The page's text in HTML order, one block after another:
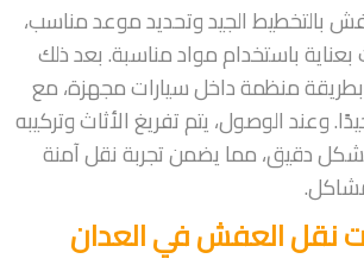
بالتخطيط الجيد وتحديد موعد مناسب،
بعناية باستخدام مواد مناسبة. بعد ذلك
منظمة داخل سيارات مجهزة، مع
وعند الوصول، يتم تفريغ الأثاث وتركيبه
دقيق، مما يضمن تجربة نقل آمنة
نقل العفش في العدان